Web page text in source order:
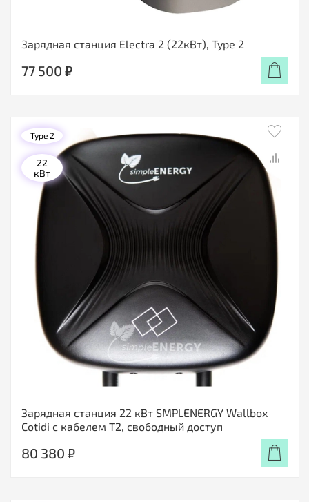
Зарядная станция Electra 2 (22кВт), Type 2
77 500 ₽
Зарядная станция 22 кВт SMPLENERGY Wallbox
Cotidi с кабелем Т2, свободный доступ
Type 2
22
кВт
80 380 ₽